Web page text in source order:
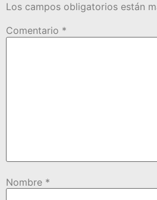
Los campos obligatorios están
Comentario *
Nombre *